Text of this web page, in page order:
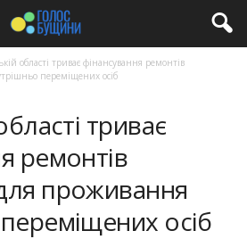
області триває фінансування ремонтів
переміщених осіб
триває
ремонтів
проживання
осіб